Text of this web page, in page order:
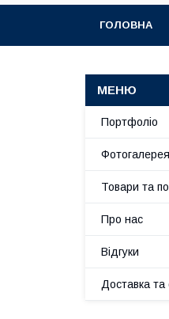
ГОЛОВНА
Портфоліо
Фотогалерея
Товари та
Про нас
Відгуки
Доставка та